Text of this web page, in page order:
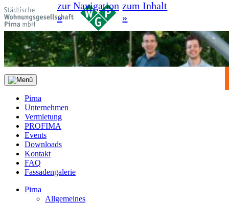
zur Navigation
»
zum Inhalt
»
Pirna
Unternehmen
Vermietung
PROFIMA
Events
Downloads
Kontakt
FAQ
Fassadengalerie
Pirna
Allgemeines